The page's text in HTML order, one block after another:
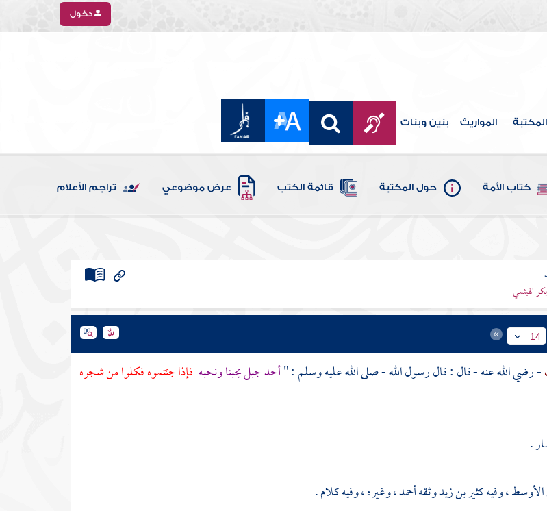
دخول
المكتبة المواريث بنين وبنات
كتاب الأمة حول المكتبة قائمة الكتب عرض موضوعي تراجم الأعلام
الهيثمي
14
- رضي الله عنه - قال : قال رسول الله - صلى الله عليه وسلم : "أحدجبل يحبنا ونحبه فإذا جئتموه فكلوا من شجره
.
، وفيهكثير بن زيدوثقهأحمد، وغيره ، وفيه كلام .